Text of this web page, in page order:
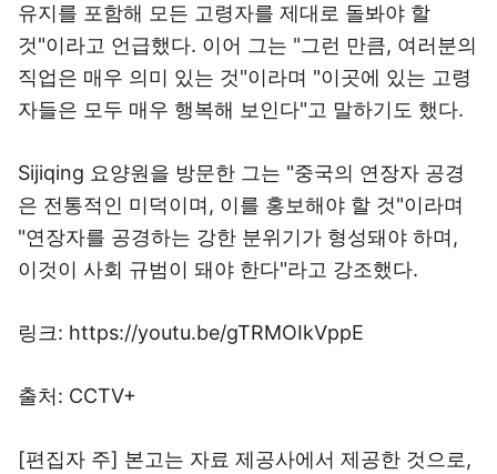
유지를 포함해 모든 고령자를 제대로 돌봐야 할
것"이라고 언급했다. 이어 그는 "그런 만큼, 여러분의
직업은 매우 의미 있는 것"이라며 "이곳에 있는 고령
자들은 모두 매우 행복해 보인다"고 말하기도 했다.
Sijiqing 요양원을 방문한 그는 "중국의 연장자 공경
은 전통적인 미덕이며, 이를 홍보해야 할 것"이라며
"연장자를 공경하는 강한 분위기가 형성돼야 하며,
이것이 사회 규범이 돼야 한다"라고 강조했다.
링크: https://youtu.be/gTRMOIkVppE
출처: CCTV+
[편집자 주] 본고는 자료 제공사에서 제공한 것으로,